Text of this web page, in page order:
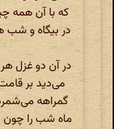
که با آن همه
در بیگاه و شب
در آن دو غزل
می‌‌دید بر
گمراهه
ماه شب را چون